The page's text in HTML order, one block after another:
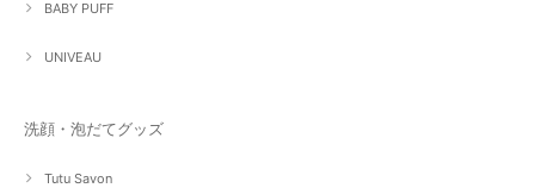
BABY PUFF
UNIVEAU
洗顔・泡だてグッズ
Tutu Savon